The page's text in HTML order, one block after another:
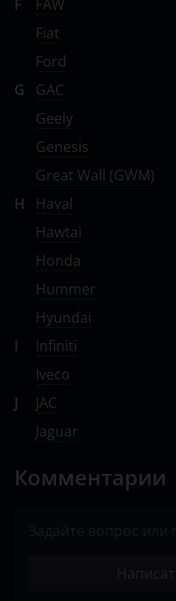
F
FAW
Fiat
Ford
G
GAC
Geely
Genesis
Great Wall (GWM)
H
Haval
Hawtai
Honda
Hummer
Hyundai
I
Infiniti
Iveco
J
JAC
Jaguar
Комментарии